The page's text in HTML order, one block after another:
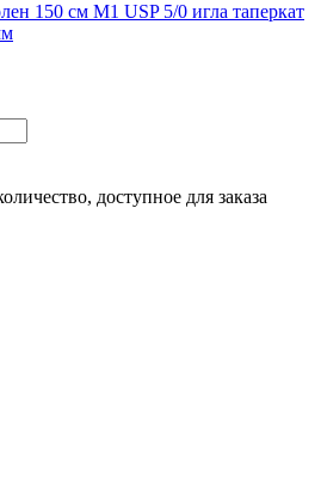
150 см М1 USP 5/0 игла таперкат
доступное для заказа